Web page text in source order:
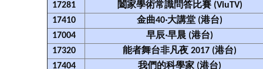
17281
闔家學術常識問答比賽 (ViuTV)
17410
金曲40‧大講堂 (港台)
17004
早辰‧早晨 (港台)
17320
能者舞台非凡夜 2017 (港台)
17404
我們的科學家 (港台)